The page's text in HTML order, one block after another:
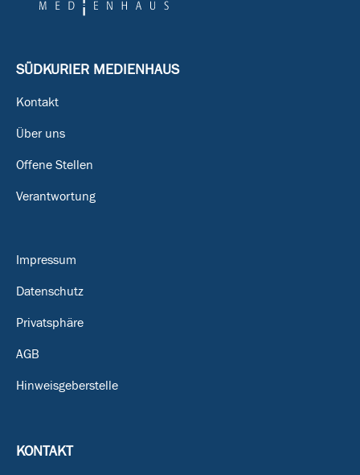
SÜDKURIER MEDIENHAUS
Kontakt
Über uns
Offene Stellen
Verantwortung
Impressum
Datenschutz
Privatsphäre
AGB
Hinweisgeberstelle
KONTAKT